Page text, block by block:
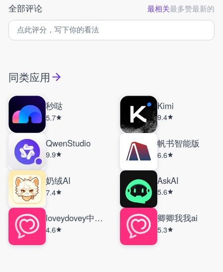
全部评论 最相关最多赞最新的
同类应用
秒哒
5.7
Kimi
9.4
QwenStudio
9.9
帆书智能版
6.6
奶绒AI
7.4
AskAI
5.6
loveydovey中文版
4.6
卿卿我我ai
5.3